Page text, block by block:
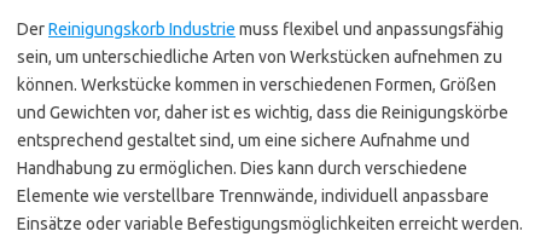
DerReinigungskorb Industrie muss flexibel und anpassungsfähig
sein, um unterschiedliche Arten von Werkstücken aufnehmen zu
können. Werkstücke kommen in verschiedenen Formen, Größen
und Gewichten vor, daher ist es wichtig, dass die Reinigungskörbe
entsprechend gestaltet sind, um eine sichere Aufnahme und
Handhabung zu ermöglichen. Dies kann durch verschiedene
Elemente wie verstellbare Trennwände, individuell anpassbare
Einsätze oder variable Befestigungsmöglichkeiten erreicht werden.